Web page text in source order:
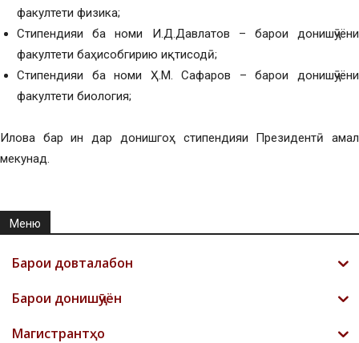
факултети физика;
Стипендияи ба номи И.Д.Давлатов – барои донишҷӯёни
факултети баҳисобгирию иқтисодӣ;
Стипендияи ба номи Ҳ.М. Сафаров – барои донишҷӯёни
факултети биология;
Илова бар ин дар донишгоҳ стипендияи Президентӣ амал
мекунад.
Меню
Барои довталабон
Барои донишҷӯён
Магистрантҳо